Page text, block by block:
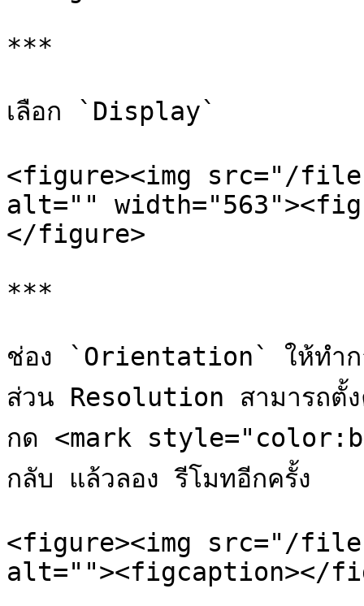
***
เลือก `Display`
<figure><img src="/
alt=""
</figure>
***
ช่อง `Orientation` ให้ทำก
ส่วน Resolution สามารถตั้
กด <mark
กลับ แล้วลอง รีโมทอีกครั้ง
<figure><img src="/files/